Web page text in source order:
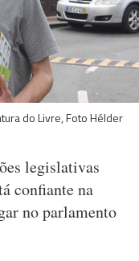
do Livre, Foto Hélder
legislativas
confiante na
no parlamento